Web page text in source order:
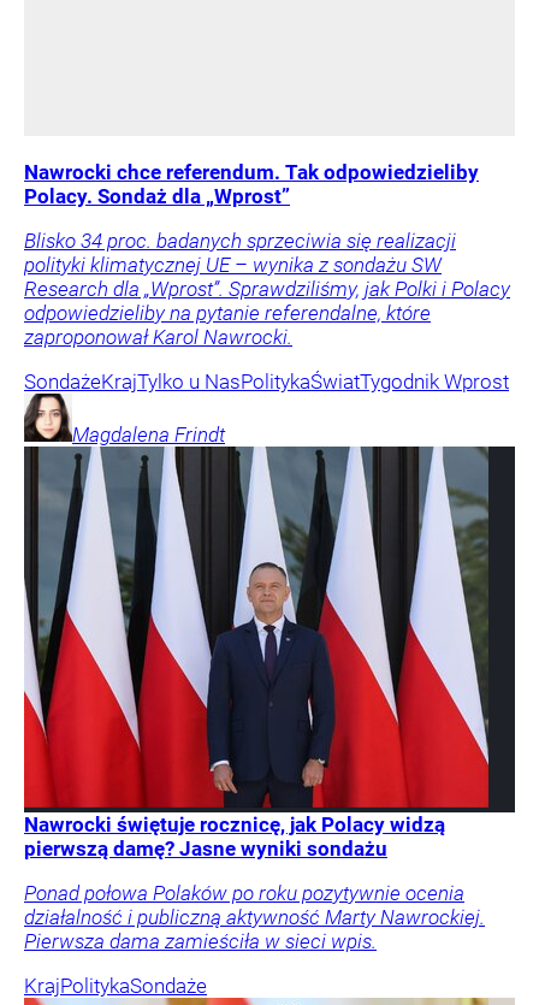
Nawrocki chce referendum. Tak odpowiedzieliby
Polacy. Sondaż dla „Wprost”
Blisko 34 proc. badanych sprzeciwia się realizacji
polityki klimatycznej UE – wynika z sondażu SW
Research dla „Wprost”. Sprawdziliśmy, jak Polki i Polacy
odpowiedzieliby na pytanie referendalne, które
zaproponował Karol Nawrocki.
SondażeKrajTylko u NasPolitykaŚwiatTygodnik Wprost
Magdalena Frindt
Nawrocki świętuje rocznicę, jak Polacy widzą
pierwszą damę? Jasne wyniki sondażu
Ponad połowa Polaków po roku pozytywnie ocenia
działalność i publiczną aktywność Marty Nawrockiej.
Pierwsza dama zamieściła w sieci wpis.
KrajPolitykaSondaże